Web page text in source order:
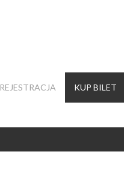
REJESTRACJA KUP BILET